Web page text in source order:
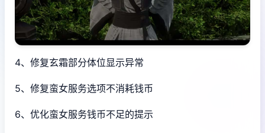
4、修复玄霜部分体位显示异常
5、修复蛮女服务选项不消耗钱币
6、优化蛮女服务钱币不足的提示